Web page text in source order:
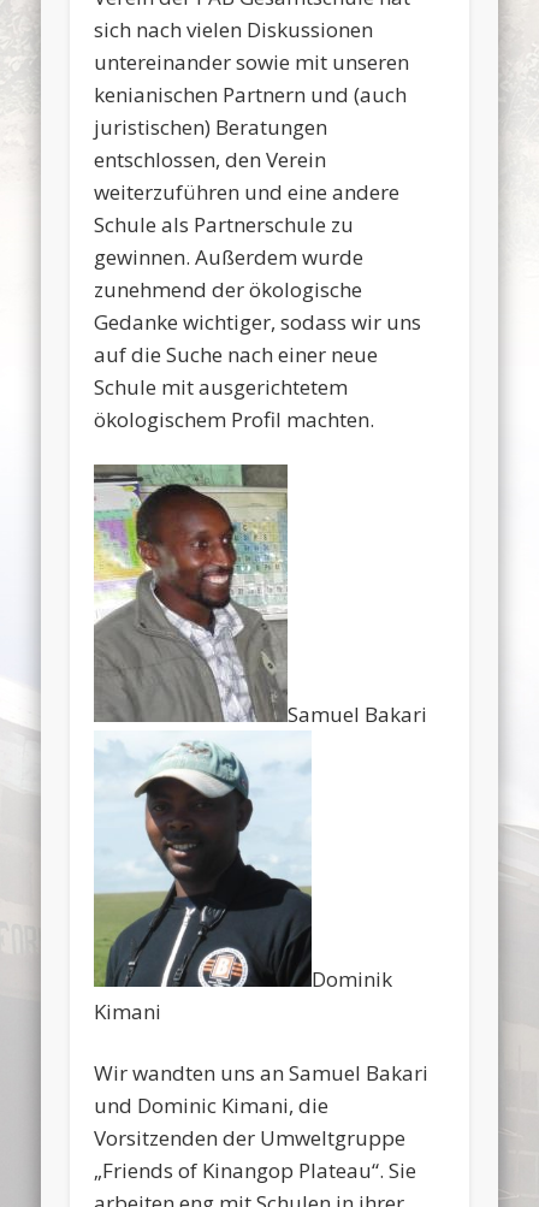
sich nach vielen Diskussionen
untereinander sowie mit unseren
kenianischen Partnern und (auch
juristischen) Beratungen
entschlossen, den Verein
weiterzuführen und eine andere
Schule als Partnerschule zu
gewinnen. Außerdem wurde
zunehmend der ökologische
Gedanke wichtiger, sodass wir uns
auf die Suche nach einer neue
Schule mit ausgerichtetem
ökologischem Profil machten.
Samuel Bakari
Dominik
Kimani
Wir wandten uns an Samuel Bakari
und Dominic Kimani, die
Vorsitzenden der Umweltgruppe
„Friends of Kinangop Plateau“. Sie